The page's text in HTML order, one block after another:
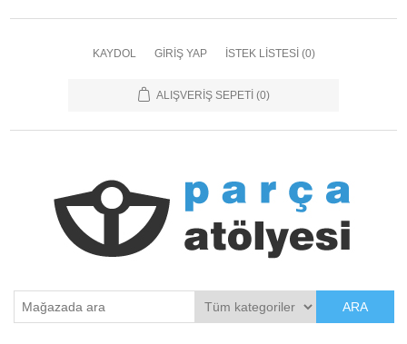
KAYDOL GIRIŞ YAP İSTEK LISTESI (0)
ALIŞVERIŞ SEPETI (0)
ARA